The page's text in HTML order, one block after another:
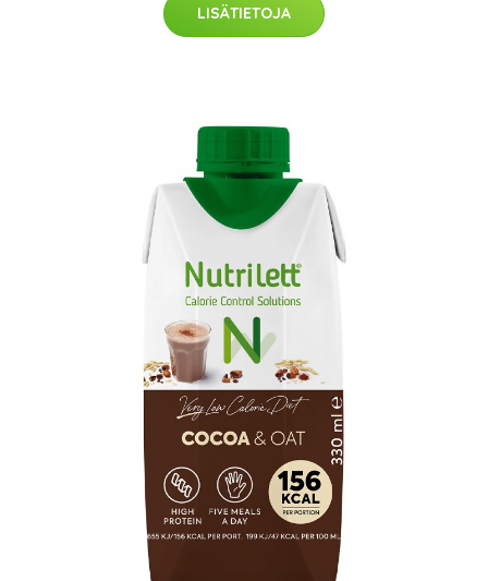
LISÄTIETOJA